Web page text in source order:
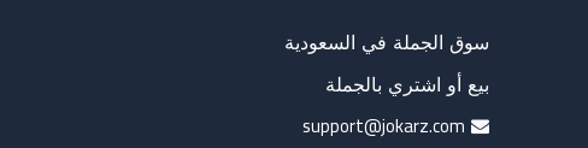
سوق الجملة في السعودية
بيع أو اشتري بالجملة
support@jokarz.com